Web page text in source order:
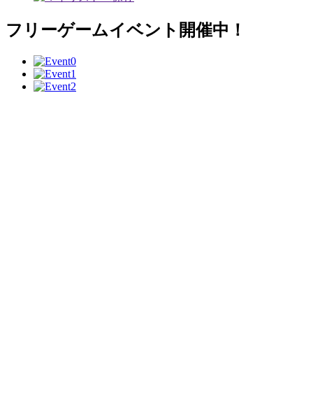
フリーゲームイベント開催中！